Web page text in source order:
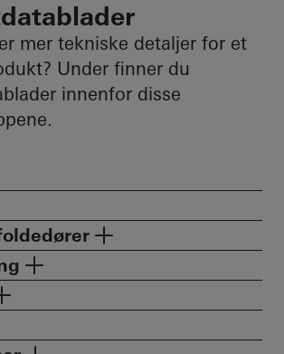
mer tekniske detaljer for et
Under finner du
innenfor disse